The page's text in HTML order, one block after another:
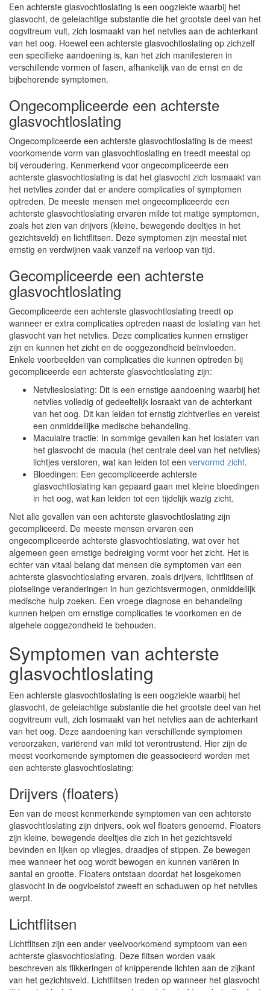
Een achterste glasvochtloslating is een oogziekte waarbij het
glasvocht, de geleiachtige substantie die het grootste deel van het
oogvitreum vult, zich losmaakt van het netvlies aan de achterkant
van het oog. Hoewel een achterste glasvochtloslating op zichzelf
een specifieke aandoening is, kan het zich manifesteren in
verschillende vormen of fasen, afhankelijk van de ernst en de
bijbehorende symptomen.
Ongecompliceerde een achterste
glasvochtloslating
Ongecompliceerde een achterste glasvochtloslating is de meest
voorkomende vorm van glasvochtloslating en treedt meestal op
bij veroudering. Kenmerkend voor ongecompliceerde een
achterste glasvochtloslating is dat het glasvocht zich losmaakt van
het netvlies zonder dat er andere complicaties of symptomen
optreden. De meeste mensen met ongecompliceerde een
achterste glasvochtloslating ervaren milde tot matige symptomen,
zoals het zien van drijvers (kleine, bewegende deeltjes in het
gezichtsveld) en lichtflitsen. Deze symptomen zijn meestal niet
ernstig en verdwijnen vaak vanzelf na verloop van tijd.
Gecompliceerde een achterste
glasvochtloslating
Gecompliceerde een achterste glasvochtloslating treedt op
wanneer er extra complicaties optreden naast de loslating van het
glasvocht van het netvlies. Deze complicaties kunnen ernstiger
zijn en kunnen het zicht en de ooggezondheid beïnvloeden.
Enkele voorbeelden van complicaties die kunnen optreden bij
gecompliceerde een achterste glasvochtloslating zijn:
Netvliesloslating: Dit is een ernstige aandoening waarbij het
netvlies volledig of gedeeltelijk losraakt van de achterkant
van het oog. Dit kan leiden tot ernstig zichtverlies en vereist
een onmiddellijke medische behandeling.
Maculaire tractie: In sommige gevallen kan het loslaten van
het glasvocht de macula (het centrale deel van het netvlies)
lichtjes verstoren, wat kan leiden tot een vervormd zicht.
Bloedingen: Een gecompliceerde achterste
glasvochtloslating kan gepaard gaan met kleine bloedingen
in het oog, wat kan leiden tot een tijdelijk wazig zicht.
Niet alle gevallen van een achterste glasvochtloslating zijn
gecompliceerd. De meeste mensen ervaren een
ongecompliceerde achterste glasvochtloslating, wat over het
algemeen geen ernstige bedreiging vormt voor het zicht. Het is
echter van vitaal belang dat mensen die symptomen van een
achterste glasvochtloslating ervaren, zoals drijvers, lichtflitsen of
plotselinge veranderingen in hun gezichtsvermogen, onmiddellijk
medische hulp zoeken. Een vroege diagnose en behandeling
kunnen helpen om ernstige complicaties te voorkomen en de
algehele ooggezondheid te behouden.
Symptomen van achterste
glasvochtloslating
Een achterste glasvochtloslating is een oogziekte waarbij het
glasvocht, de geleiachtige substantie die het grootste deel van het
oogvitreum vult, zich losmaakt van het netvlies aan de achterkant
van het oog. Deze aandoening kan verschillende symptomen
veroorzaken, variërend van mild tot verontrustend. Hier zijn de
meest voorkomende symptomen die geassocieerd worden met
een achterste glasvochtloslating:
Drijvers (floaters)
Een van de meest kenmerkende symptomen van een achterste
glasvochtloslating zijn drijvers, ook wel floaters genoemd. Floaters
zijn kleine, bewegende deeltjes die zich in het gezichtsveld
bevinden en lijken op vliegjes, draadjes of stippen. Ze bewegen
mee wanneer het oog wordt bewogen en kunnen variëren in
aantal en grootte. Floaters ontstaan doordat het losgekomen
glasvocht in de oogvloeistof zweeft en schaduwen op het netvlies
werpt.
Lichtflitsen
Lichtflitsen zijn een ander veelvoorkomend symptoom van een
achterste glasvochtloslating. Deze flitsen worden vaak
beschreven als flikkeringen of knipperende lichten aan de zijkant
van het gezichtsveld. Lichtflitsen treden op wanneer het glasvocht